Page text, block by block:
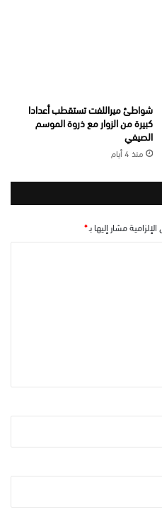
شواطئ ميراللفت تستقطب أعدادا
كبيرة من الزوار مع ذروة الموسم
الصيفي
منذ 4 أيام
مشار إليها بـ*